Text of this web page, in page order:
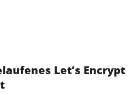
Let’s Encrypt